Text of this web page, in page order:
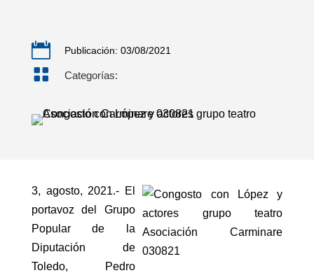
 Publicación: 03/08/2021
 Categorías:
3, agosto, 2021.- El
portavoz del Grupo
Popular de la
Diputación de
Toledo, Pedro